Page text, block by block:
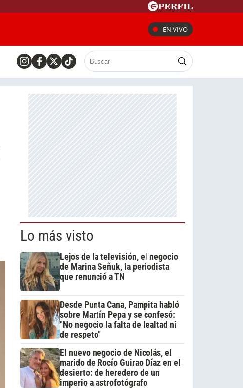
EN VIVO
Lo más visto
Lejos de la televisión, el negocio
de Marina Señuk, la periodista
que renunció a TN
Desde Punta Cana, Pampita habló
sobre Martín Pepa y se confesó:
"No negocio la falta de lealtad ni
de respeto"
El nuevo negocio de Nicolás, el
marido de Rocío Guirao Díaz en el
desierto: de heredero de un
imperio a astrofotógrafo